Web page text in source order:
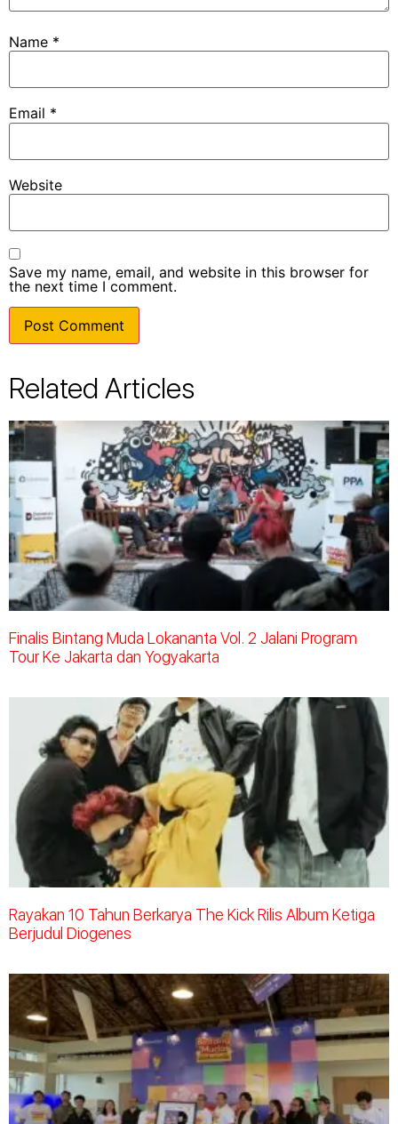
Name *
Email *
Website
Save my name, email, and website in this browser for
the next time I comment.
Related Articles
Finalis Bintang Muda Lokananta Vol. 2 Jalani Program
Tour Ke Jakarta dan Yogyakarta
Rayakan 10 Tahun Berkarya The Kick Rilis Album Ketiga
Berjudul Diogenes